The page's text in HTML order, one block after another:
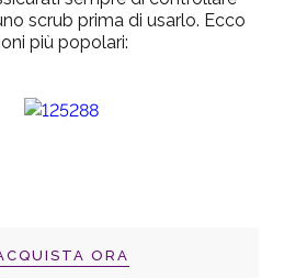
scrub prima di usarlo. Ecco
più popolari:
ORA